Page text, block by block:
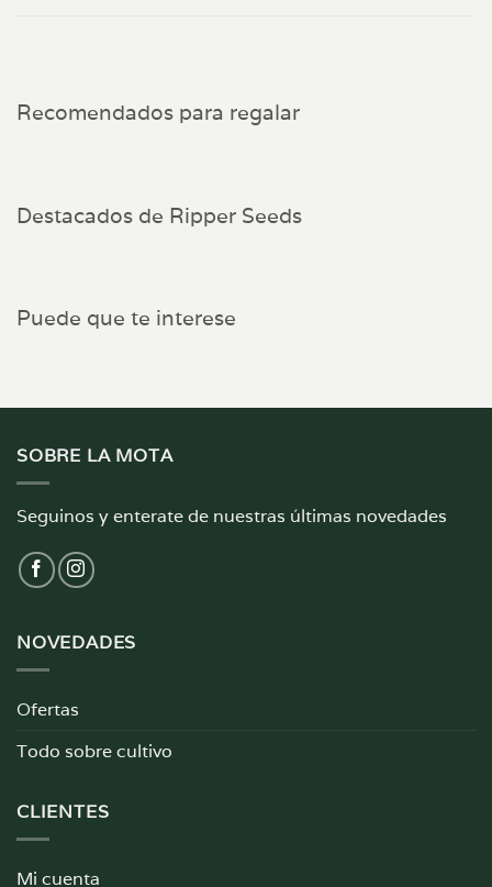
Recomendados para regalar
Destacados de Ripper Seeds
Puede que te interese
SOBRE LA MOTA
Seguinos y enterate de nuestras últimas novedades
NOVEDADES
Ofertas
Todo sobre cultivo
CLIENTES
Mi cuenta